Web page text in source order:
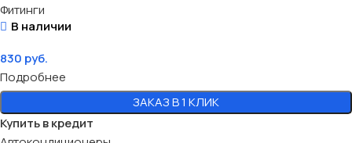
Фитинги
В наличии
830 руб.
Подробнее
ЗАКАЗ В 1 КЛИК
Купить в кредит